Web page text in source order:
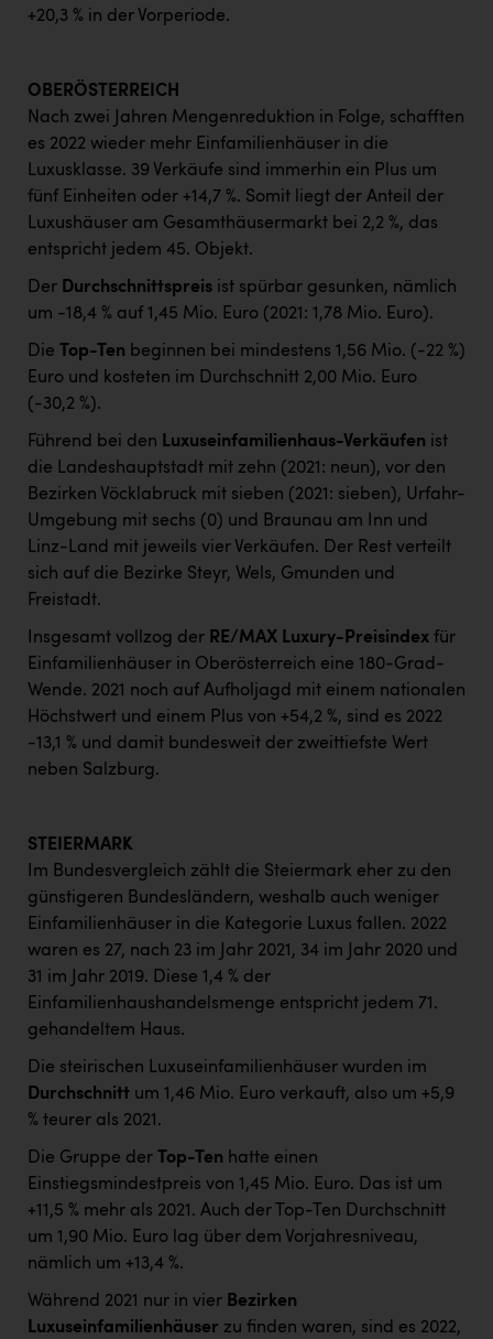
+20,3 % in der Vorperiode.
OBERÖSTERREICH
Nach zwei Jahren Mengenreduktion in Folge, schafften
es 2022 wieder mehr Einfamilienhäuser in die
Luxusklasse. 39 Verkäufe sind immerhin ein Plus um
fünf Einheiten oder +14,7 %. Somit liegt der Anteil der
Luxushäuser am Gesamthäusermarkt bei 2,2 %, das
entspricht jedem 45. Objekt.
Der Durchschnittspreis ist spürbar gesunken, nämlich
um -18,4 % auf 1,45 Mio. Euro (2021: 1,78 Mio. Euro).
Die Top-Ten beginnen bei mindestens 1,56 Mio. (-22 %)
Euro und kosteten im Durchschnitt 2,00 Mio. Euro
(-30,2 %).
Führend bei den Luxuseinfamilienhaus-Verkäufen ist
die Landeshauptstadt mit zehn (2021: neun), vor den
Bezirken Vöcklabruck mit sieben (2021: sieben), Urfahr-
Umgebung mit sechs (0) und Braunau am Inn und
Linz-Land mit jeweils vier Verkäufen. Der Rest verteilt
sich auf die Bezirke Steyr, Wels, Gmunden und
Freistadt.
Insgesamt vollzog der RE/MAX Luxury-Preisindex für
Einfamilienhäuser in Oberösterreich eine 180-Grad-
Wende. 2021 noch auf Aufholjagd mit einem nationalen
Höchstwert und einem Plus von +54,2 %, sind es 2022
-13,1 % und damit bundesweit der zweittiefste Wert
neben Salzburg.
STEIERMARK
Im Bundesvergleich zählt die Steiermark eher zu den
günstigeren Bundesländern, weshalb auch weniger
Einfamilienhäuser in die Kategorie Luxus fallen. 2022
waren es 27, nach 23 im Jahr 2021, 34 im Jahr 2020 und
31 im Jahr 2019. Diese 1,4 % der
Einfamilienhaushandelsmenge entspricht jedem 71.
gehandeltem Haus.
Die steirischen Luxuseinfamilienhäuser wurden im
Durchschnitt um 1,46 Mio. Euro verkauft, also um +5,9
% teurer als 2021.
Die Gruppe der Top-Ten hatte einen
Einstiegsmindestpreis von 1,45 Mio. Euro. Das ist um
+11,5 % mehr als 2021. Auch der Top-Ten Durchschnitt
um 1,90 Mio. Euro lag über dem Vorjahresniveau,
nämlich um +13,4 %.
Während 2021 nur in vier Bezirken
Luxuseinfamilienhäuser zu finden waren, sind es 2022,